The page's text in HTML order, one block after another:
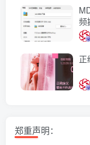
频
正
郑重声明：